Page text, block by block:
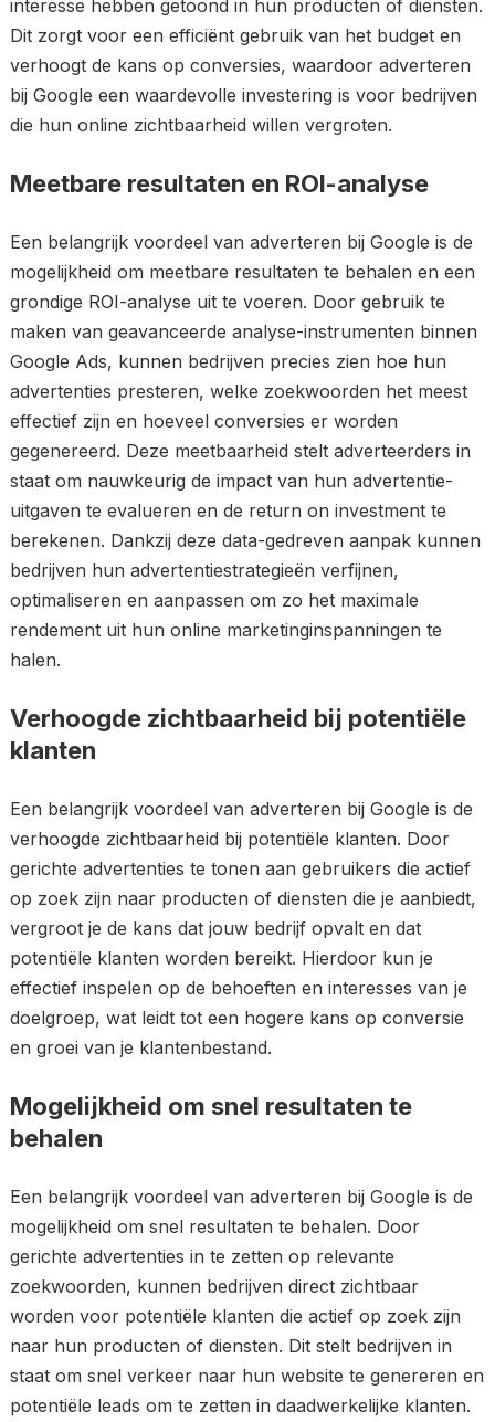
interesse hebben getoond in hun producten of diensten.
Dit zorgt voor een efficiënt gebruik van het budget en
verhoogt de kans op conversies, waardoor adverteren
bij Google een waardevolle investering is voor bedrijven
die hun online zichtbaarheid willen vergroten.
Meetbare resultaten en ROI-analyse
Een belangrijk voordeel van adverteren bij Google is de
mogelijkheid om meetbare resultaten te behalen en een
grondige ROI-analyse uit te voeren. Door gebruik te
maken van geavanceerde analyse-instrumenten binnen
Google Ads, kunnen bedrijven precies zien hoe hun
advertenties presteren, welke zoekwoorden het meest
effectief zijn en hoeveel conversies er worden
gegenereerd. Deze meetbaarheid stelt adverteerders in
staat om nauwkeurig de impact van hun advertentie-
uitgaven te evalueren en de return on investment te
berekenen. Dankzij deze data-gedreven aanpak kunnen
bedrijven hun advertentiestrategieën verfijnen,
optimaliseren en aanpassen om zo het maximale
rendement uit hun online marketinginspanningen te
halen.
Verhoogde zichtbaarheid bij potentiële
klanten
Een belangrijk voordeel van adverteren bij Google is de
verhoogde zichtbaarheid bij potentiële klanten. Door
gerichte advertenties te tonen aan gebruikers die actief
op zoek zijn naar producten of diensten die je aanbiedt,
vergroot je de kans dat jouw bedrijf opvalt en dat
potentiële klanten worden bereikt. Hierdoor kun je
effectief inspelen op de behoeften en interesses van je
doelgroep, wat leidt tot een hogere kans op conversie
en groei van je klantenbestand.
Mogelijkheid om snel resultaten te
behalen
Een belangrijk voordeel van adverteren bij Google is de
mogelijkheid om snel resultaten te behalen. Door
gerichte advertenties in te zetten op relevante
zoekwoorden, kunnen bedrijven direct zichtbaar
worden voor potentiële klanten die actief op zoek zijn
naar hun producten of diensten. Dit stelt bedrijven in
staat om snel verkeer naar hun website te genereren en
potentiële leads om te zetten in daadwerkelijke klanten.